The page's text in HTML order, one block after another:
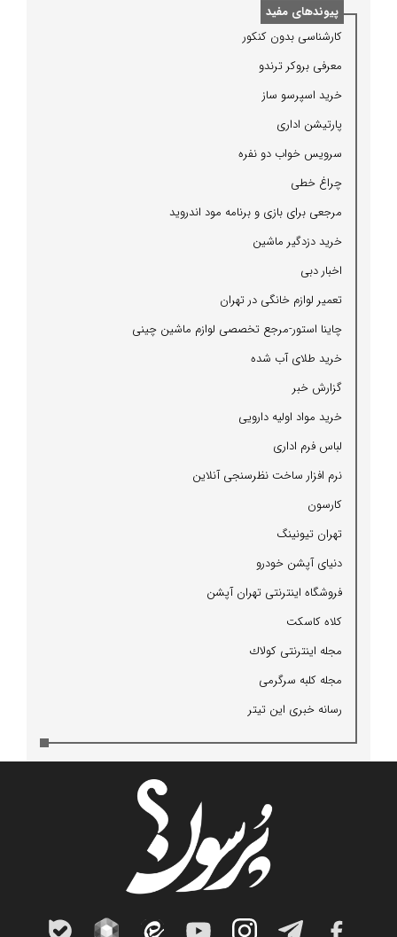
پیوندهای مفید
كارشناسی بدون كنكور
معرفی بروكر ترندو
خرید اسپرسو ساز
پارتیشن اداری
سرویس خواب دو نفره
چراغ خطی
مرجعی برای بازی و برنامه مود اندروید
خرید دزدگیر ماشین
اخبار دبی
تعمیر لوازم خانگی در تهران
چاینا استور-مرجع تخصصی لوازم ماشین چینی
خرید طلای آب شده
گزارش خبر
خرید مواد اولیه دارویی
لباس فرم اداری
نرم افزار ساخت نظرسنجی آنلاین
كارسون
تهران تیونینگ
دنیای آپشن خودرو
فروشگاه اینترنتی تهران آپشن
كلاه كاسكت
مجله اینترنتی كولاك
مجله كلبه سرگرمی
رسانه خبری این تیتر